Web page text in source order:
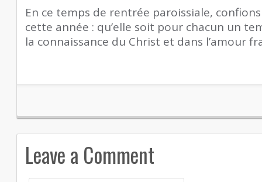
En ce temps de rentrée paroissiale,
cette année : qu’elle soit pour chacun un
la connaissance du Christ et dans l’amour
Leave a Comment